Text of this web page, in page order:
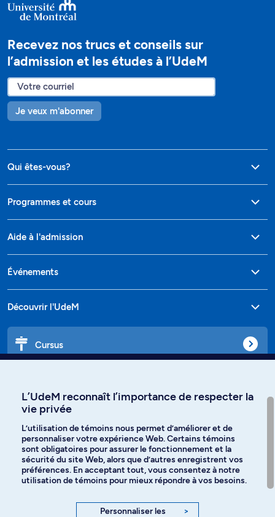
Recevez nos trucs et conseils sur
l’admission et les études à l’UdeM
Je veux m'abonner
Qui êtes-vous?
Programmes et cours
Aide à l'admission
Événements
Découvrir l'UdeM
Cursus
Langues
Facebook Instagram
YouTube
L’UdeM reconnaît l’importance de respecter la
vie privée
L’utilisation de témoins nous permet d’améliorer et de
personnaliser votre expérience Web. Certains témoins
sont obligatoires pour assurer le fonctionnement et la
sécurité du site Web, alors que d’autres enregistrent vos
préférences. En acceptant tout, vous consentez à notre
utilisation de témoins pour mieux répondre à vos besoins.
Personnaliser les
>